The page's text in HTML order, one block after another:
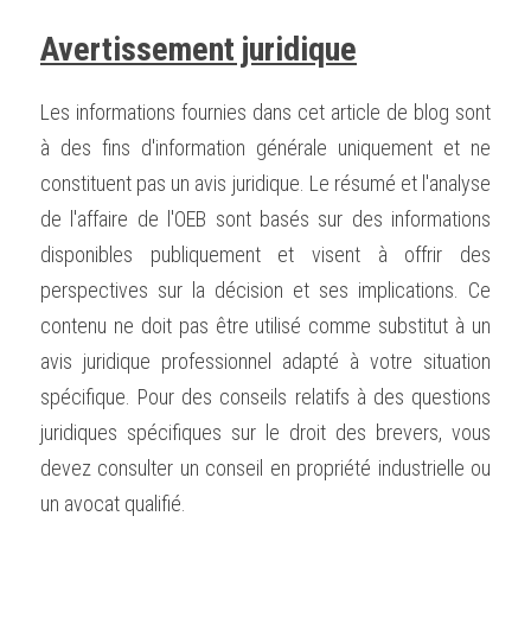
Avertissement juridique
Les informations fournies dans cet article de blog sont
à des fins d'information générale uniquement et ne
constituent pas un avis juridique. Le résumé et l'analyse
de l'affaire de l'OEB sont basés sur des informations
disponibles publiquement et visent à offrir des
perspectives sur la décision et ses implications. Ce
contenu ne doit pas être utilisé comme substitut à un
avis juridique professionnel adapté à votre situation
spécifique. Pour des conseils relatifs à des questions
juridiques spécifiques sur le droit des brevers, vous
devez consulter un conseil en propriété industrielle ou
un avocat qualifié.